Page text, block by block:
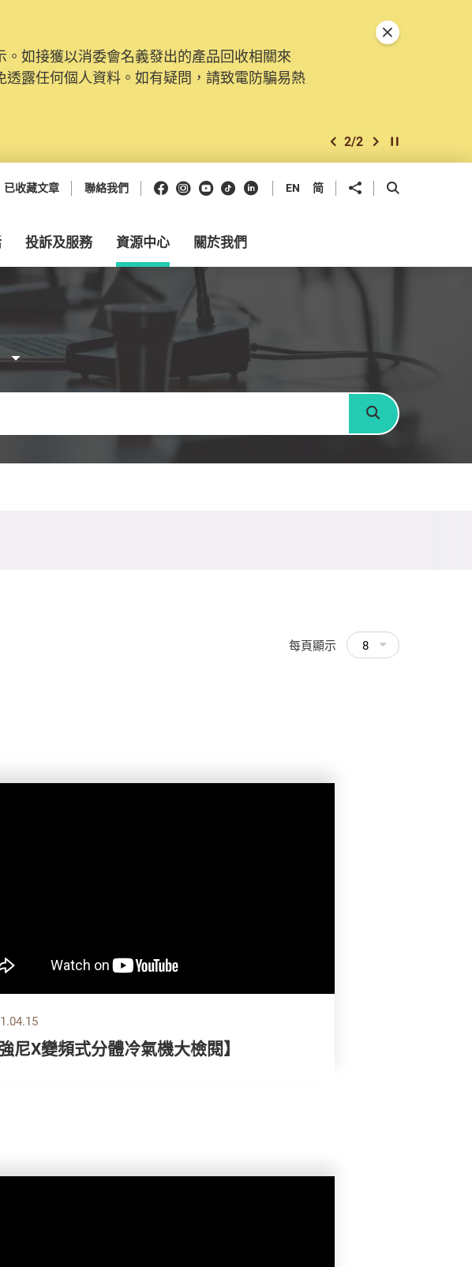
如接獲以消委會名義發出的產品回收相關來
露任何個人資料。如有疑問，請致電防騙易熱
升級及推出新功能。由2025年11月10日起，
帳戶，才可提交投訴、查詢及建議。所有提交
上一個
2/2 下一個開始/暫停幻燈
關閉特別通告
已收藏文章 聯絡我們 Facebook
Instagram
Youtube
抖音領英 EN 简 分享到 開啟搜尋框
投訴及服務 資源中心 關於我們
搜尋
每頁顯示 8
強尼X變頻式分體冷氣機大檢閱】